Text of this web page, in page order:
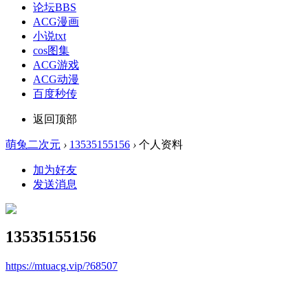
论坛BBS
ACG漫画
小说txt
cos图集
ACG游戏
ACG动漫
百度秒传
返回顶部
萌兔二次元 › 13535155156 › 个人资料
加为好友
发送消息
13535155156
https://mtuacg.vip/?68507